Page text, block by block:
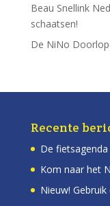
Beau Snellink
schaatsen!
De NiNo
Recente
De
Kom naar het
Nieuw! Gebruik